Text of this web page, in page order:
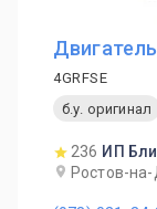
4GRFSE
б.у. оригинал
236 ИП
Ростов-